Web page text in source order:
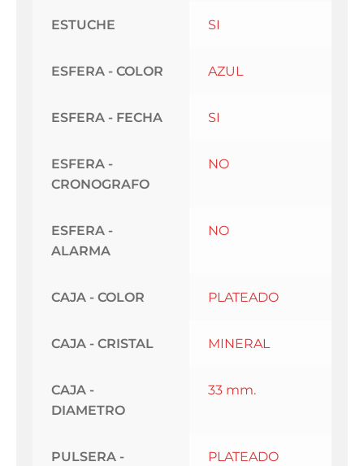
ESTUCHE SI
ESFERA - COLOR AZUL
ESFERA - FECHA SI
ESFERA -
CRONOGRAFO
NO
ESFERA -
ALARMA
NO
CAJA - COLOR PLATEADO
CAJA - CRISTAL MINERAL
CAJA -
DIAMETRO
33 mm.
PULSERA -
PLATEADO